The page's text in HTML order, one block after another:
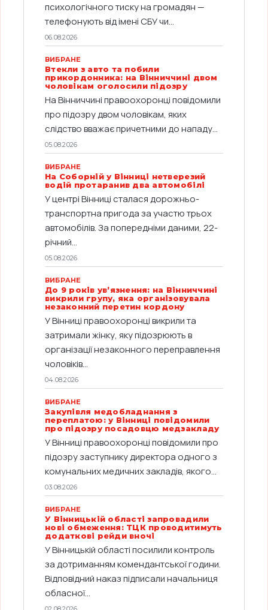
психологічного тиску на громадян —
телефонують від імені СБУ чи...
06.08.2026
ВИБРАНЕ
Втекли з авто та побили
прикордонника: на Вінниччині двом
чоловікам оголосили підозру
На Вінниччині правоохоронці повідомили
про підозру двом чоловікам, яких
слідство вважає причетними до нападу...
05.08.2026
ВИБРАНЕ
На Соборній у Вінниці нетверезий
водій протаранив два автомобілі
У центрі Вінниці сталася дорожньо-
транспортна пригода за участю трьох
автомобілів. За попередніми даними, 22-
річний...
05.08.2026
ВИБРАНЕ
До 9 років ув’язнення: на Вінниччині
викрили групу, яка організовувала
незаконний перетин кордону
У Вінниці правоохоронці викрили та
затримали жінку, яку підозрюють в
організації незаконного переправлення
чоловіків...
04.08.2026
ВИБРАНЕ
Закупівля медобладнання з
переплатою: у Вінниці повідомили
про підозру посадовцю медзакладу
У Вінниці правоохоронці повідомили про
підозру заступнику директора одного з
комунальних медичних закладів, якого...
03.08.2026
ВИБРАНЕ
У Вінницькій області запровадили
нові обмеження: ТЦК проводитимуть
додаткові рейди вночі
У Вінницькій області посилили контроль
за дотриманням комендантської години.
Відповідний наказ підписали начальниця
обласної...